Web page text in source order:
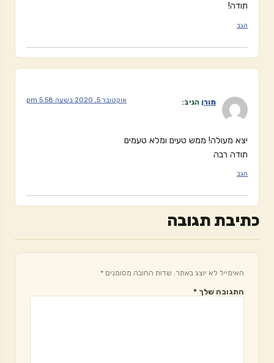
תודה!
הגב
מורן הגיב: אוקטובר 5, 2020 בשעה 5:58 pm
יצא מעולה! ממש טעים ומלא טעמים
תודה רבה
הגב
כתיבת תגובה
האימייל לא יוצג באתר. שדות החובה מסומנים *
התגובה שלך *